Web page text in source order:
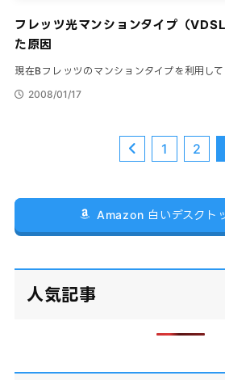
フレッツ光マンションタイプ（
た原因
現在Bフレッツのマンションタイプを利用し
2008/01/17
1 2
Amazon 白いデスクト
人気記事